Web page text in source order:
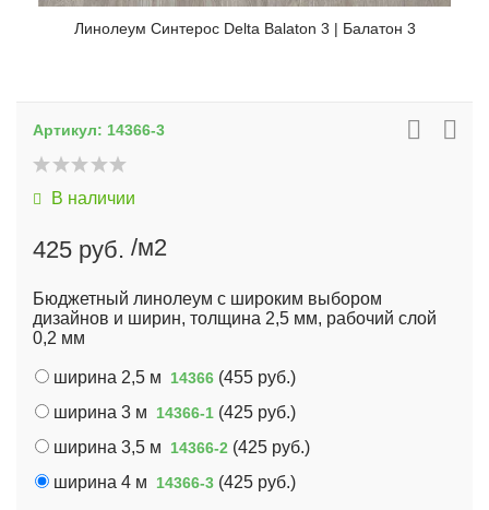
Линолеум Синтерос Delta Balaton 3 | Балатон 3
Артикул: 14366-3
В наличии
425 руб. /м2
Бюджетный линолеум с широким выбором
дизайнов и ширин, толщина 2,5 мм, рабочий слой
0,2 мм
ширина 2,5 м 14366 (455 руб.)
ширина 3 м
14366-1 (425 руб.)
ширина 3,5 м
14366-2 (425 руб.)
ширина 4 м
14366-3 (425 руб.)